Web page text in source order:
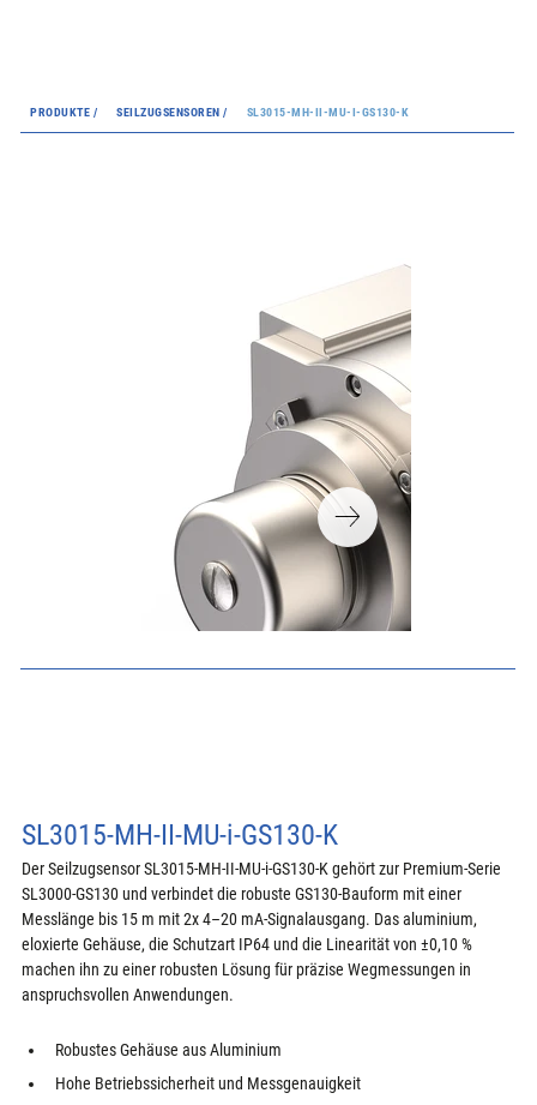
PRODUKTE / SEILZUGSENSOREN / SL3015-MH-II-MU-I-GS130-K
SL3015-MH-II-MU-i-GS130-K
Der Seilzugsensor SL3015-MH-II-MU-i-GS130-K gehört zur Premium-Serie
SL3000-GS130 und verbindet die robuste GS130-Bauform mit einer
Messlänge bis 15 m mit 2x 4–20 mA-Signalausgang. Das aluminium,
eloxierte Gehäuse, die Schutzart IP64 und die Linearität von ±0,10 %
machen ihn zu einer robusten Lösung für präzise Wegmessungen in
anspruchsvollen Anwendungen.
Robustes Gehäuse aus Aluminium
Hohe Betriebssicherheit und Messgenauigkeit